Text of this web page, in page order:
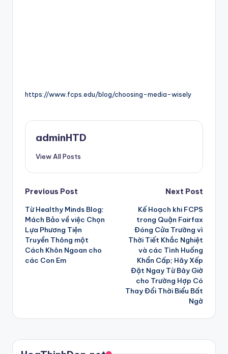
https://www.fcps.edu/blog/choosing-media-wisely
adminHTD
View All Posts
Post
navigation
Previous Post
Từ Healthy Minds Blog:
Mách Bảo về việc Chọn
Lựa Phương Tiện
Truyền Thông một
Cách Khôn Ngoan cho
các Con Em
Next Post
Kế Hoạch khi FCPS
trong Quận Fairfax
Đóng Cửa Trường vì
Thời Tiết Khắc Nghiệt
và các Tình Huống
Khẩn Cấp; Hãy Xếp
Đặt Ngay Từ Bây Giờ
cho Trường Hợp Có
Thay Đổi Thời Biểu Bất
Ngờ